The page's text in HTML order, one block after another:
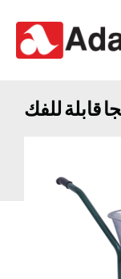
قابلة للفك